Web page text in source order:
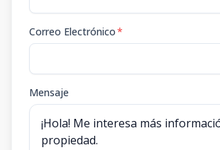
Correo Electrónico*
Mensaje